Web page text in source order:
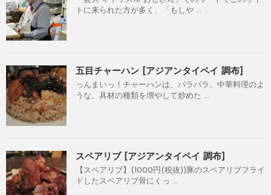
トに来られた方が多く、「もしや ...
五目チャーハン [アジアンタイペイ 調布]
っんまいっ！チャーハンは、パラパラ。中華料理のよ
うな、具材の種類を増やして炒めた ...
スペアリブ [アジアンタイペイ 調布]
【スペアリブ】(1000円(税抜))豚のスペアリブフライ
ドしたスペアリブ骨にくっ ...